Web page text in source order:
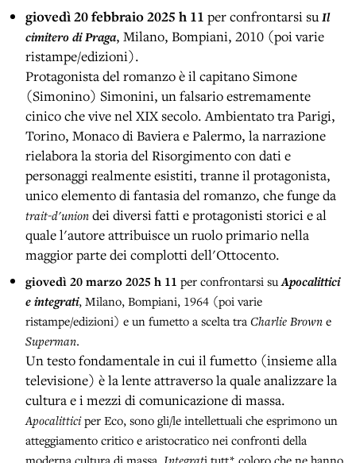
giovedì 20 febbraio 2025 h 11 per confrontarsi su Il
cimitero di Praga, Milano, Bompiani, 2010 (poi varie
ristampe/edizioni).
Protagonista del romanzo è il capitano Simone
(Simonino) Simonini, un falsario estremamente
cinico che vive nel XIX secolo. Ambientato tra Parigi,
Torino, Monaco di Baviera e Palermo, la narrazione
rielabora la storia del Risorgimento con dati e
personaggi realmente esistiti, tranne il protagonista,
unico elemento di fantasia del romanzo, che funge da
trait-d'union dei diversi fatti e protagonisti storici e al
quale l'autore attribuisce un ruolo primario nella
maggior parte dei complotti dell'Ottocento.
giovedì 20marzo 2025 h 11 per confrontarsi su Apocalittici
e integrati, Milano, Bompiani, 1964 (poi varie
ristampe/edizioni) e un fumetto a scelta tra Charlie Brown e
Superman.
Un testo fondamentale in cui il fumetto (insieme alla
televisione) è la lente attraverso la quale analizzare la
cultura e i mezzi di comunicazione di massa.
Apocalitticiper Eco, sono gli/le intellettuali che esprimono un
atteggiamento critico e aristocratico nei confronti della
moderna cultura di massa. Integrati tutt* coloro che ne hanno